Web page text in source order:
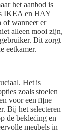
het aanbod is
IKEA en HAY
of wanneer er
alleen mooi zijn,
Dit zorgt
eetkamer.
Het is
zoals stoelen
voor een fijne
Bij het selecteren
de bekleding en
meubels in